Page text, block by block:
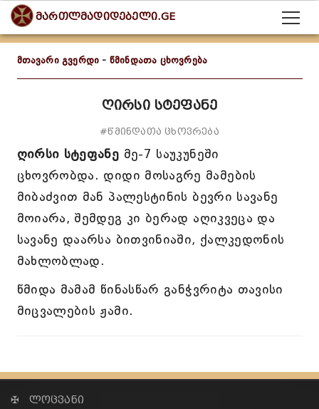
მართლმადიდებელი.GE
მთავარი გვერდი - წმინდათა ცხოვრება
ღირსი სტეფანე
#წმინდათა ცხოვრება
ღირსი სტეფანე მე-7 საუკუნეში
ცხოვრობდა. დიდი მოსაგრე მამების
მიბაძვით მან პალესტინის ბევრი სავანე
მოიარა, შემდეგ კი ბერად აღიკვეცა და
სავანე დაარსა ბითვინიაში, ქალკედონის
მახლობლად.
წმიდა მამამ წინასწარ განჭვრიტა თავისი
მიცვალების ჟამი.
✠ ლოცვანი